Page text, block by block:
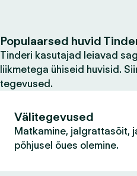
Populaarsed huvid
Tinderi kasutajad leiavad
liikmetega ühiseid huvisid.
tegevused.
Välitegevused
Matkamine, jalgrattasõit,
põhjusel õues olemine.